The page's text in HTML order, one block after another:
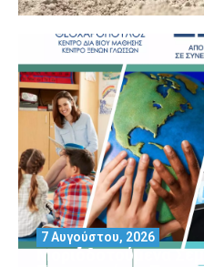
Μοριοδοτούμενα
7 Αυγούστου, 2026